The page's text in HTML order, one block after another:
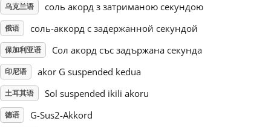
Русский
Svenska
乌克兰语 соль акорд з затриманою секундою
俄语 соль-аккорд с задержанной секундой
保加利亚语 Сол акорд със задържана секунда
印尼语 akor G suspended kedua
土耳其语 Sol suspended ikili akoru
德语 G-Sus2-Akkord